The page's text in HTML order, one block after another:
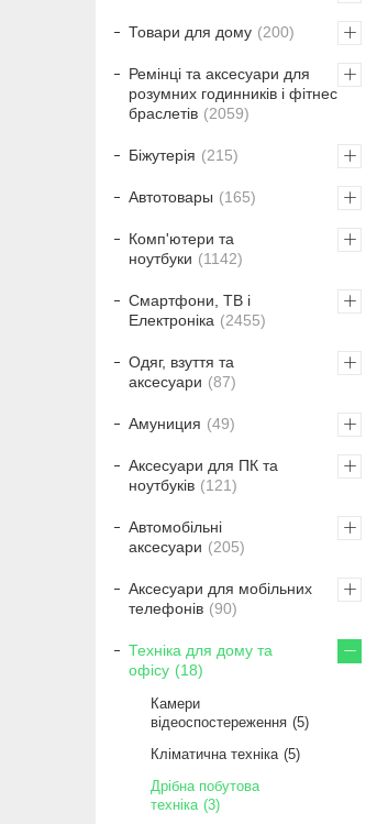
Товари для дому 200
Ремінці та аксесуари для
розумних годинників і фітнес
браслетів
2059
Біжутерія 215
Автотовары 165
Комп'ютери та
ноутбуки
1142
Смартфони, ТВ і
Електроніка
2455
Одяг, взуття та
аксесуари
87
Амуниция 49
Аксесуари для ПК та
ноутбуків
121
Автомобільні
аксесуари
205
Аксесуари для мобільних
телефонів
90
Техніка для дому та
офісу
18
Камери
відеоспостереження 5
Кліматична техніка 5
Дрібна побутова
техніка 3